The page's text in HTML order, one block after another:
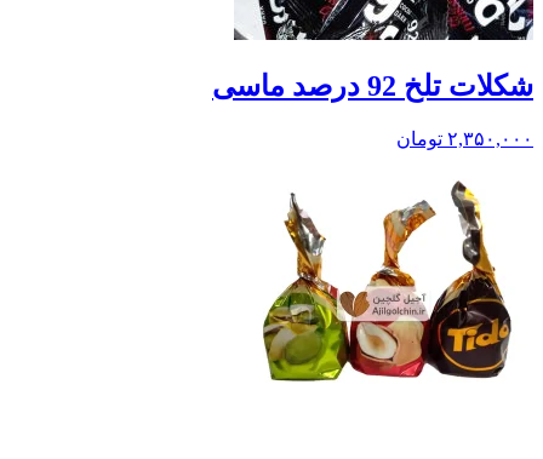
شکلات تلخ 92 درصد ماسی
۲,۳۵۰,۰۰۰ تومان